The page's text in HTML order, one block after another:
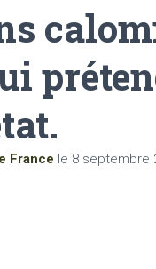
France le 8 septembre